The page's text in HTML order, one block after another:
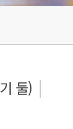
둘)